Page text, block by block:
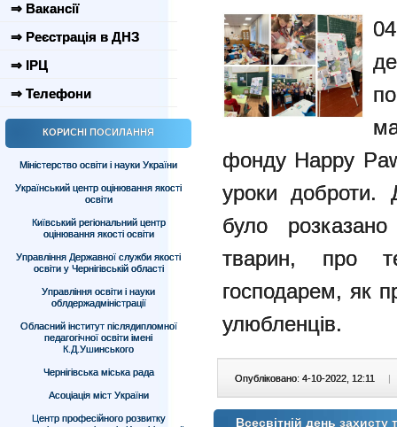
⇒ Вакансії
⇒ Реєстрація в ДНЗ
⇒ ІРЦ
⇒ Телефони
КОРИСНІ ПОСИЛАННЯ
Міністерство освіти і науки України
Український центр оцінювання якості
освіти
Київський регіональний центр
оцінювання якості освіти
Управління Державної служби якості
освіти у Чернігівській області
Управління освіти і науки
облдержадміністрації
Обласний інститут післядипломної
педагогічної освіти імені
К.Д.Ушинського
Чернігівська міська рада
Асоціація міст України
Центр професійного розвитку
фонду Happy
уроки доброти.
було
тварин, про
господарем, як
улюбленців.
Опубліковано: 4-10-2022, 12:11 |
Всесвітній день